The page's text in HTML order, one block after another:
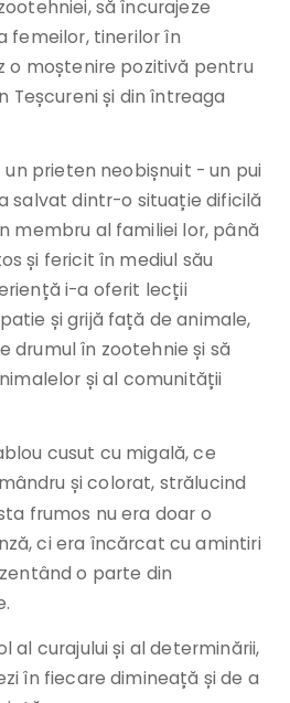
să încurajeze
femeilor, tinerilor în
o moștenire pozitivă pentru
Teșcureni și din întreaga
prieten neobișnuit - un pui
salvat dintr-o situație dificilă
membru al familiei lor, până
și fericit în mediul său
i-a oferit lecții
și grijă față de animale,
drumul în zootehnie și să
și al comunității
cusut cu migală, ce
și colorat, strălucind
frumos nu era doar o
ci era încărcat cu amintiri
o parte din
al curajului și al determinării,
în fiecare dimineață și de a